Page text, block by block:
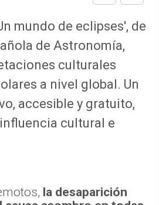
mundo de eclipses', de
de Astronomía,
culturales
a nivel global. Un
accesible y gratuito,
cultural e
la desaparición